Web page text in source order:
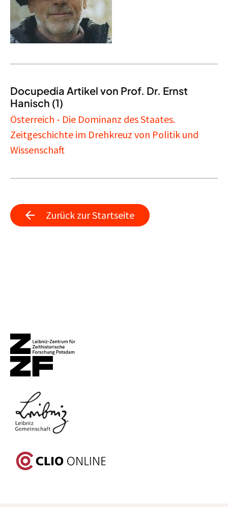
Docupedia Artikel von Prof. Dr. Ernst
Hanisch (1)
Österreich - Die Dominanz des Staates.
Zeitgeschichte im Drehkreuz von Politik und
Wissenschaft
Zurück zur Startseite